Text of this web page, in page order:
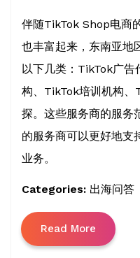
伴随TikTok Shop电商
也丰富起来，东南亚地
以下几类：TikTok广告
构、TikTok培训机构、
探。这些服务商的服务
的服务商可以更好地
业务。
Categories: 出海问答
Read More